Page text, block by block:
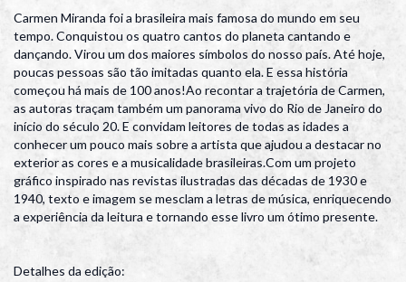
Carmen Miranda foi a brasileira mais famosa do mundo em seu
tempo. Conquistou os quatro cantos do planeta cantando e
dançando. Virou um dos maiores símbolos do nosso país. Até hoje,
poucas pessoas são tão imitadas quanto ela. E essa história
começou há mais de 100 anos!Ao recontar a trajetória de Carmen,
as autoras traçam também um panorama vivo do Rio de Janeiro do
início do século 20. E convidam leitores de todas as idades a
conhecer um pouco mais sobre a artista que ajudou a destacar no
exterior as cores e a musicalidade brasileiras.Com um projeto
gráfico inspirado nas revistas ilustradas das décadas de 1930 e
1940, texto e imagem se mesclam a letras de música, enriquecendo
a experiência da leitura e tornando esse livro um ótimo presente.
Detalhes da edição: